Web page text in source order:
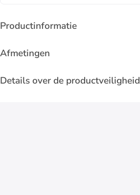
Productinformatie
Afmetingen
Details over de productveiligheid